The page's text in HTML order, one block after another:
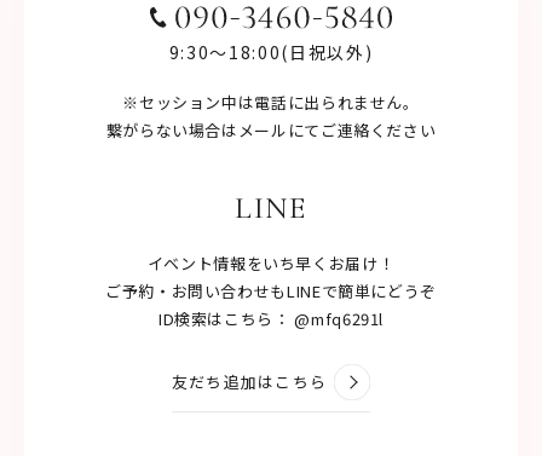
9:30〜18:00(日祝以外)
※セッション中は電話に出られません。
繋がらない場合はメールにてご連絡ください
LINE
イベント情報をいち早くお届け！
ご予約・お問い合わせもLINEで簡単にどうぞ
ID検索はこちら： @mfq6291l
友だち追加はこちら